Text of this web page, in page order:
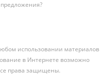
использовании материалов
в Интернете возможно
права защищены.